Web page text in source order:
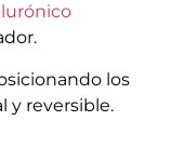
los
y reversible.